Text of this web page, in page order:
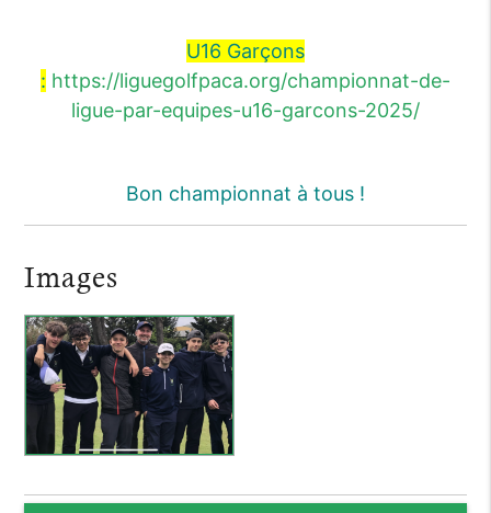
U16 Garçons
: https://liguegolfpaca.org/championnat-de-
ligue-par-equipes-u16-garcons-2025/
Bon championnat à tous !
Images